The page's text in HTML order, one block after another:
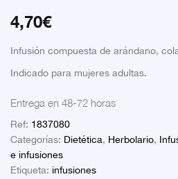
4,70€
Infusión compuesta de arándano,
Indicado para mujeres adultas.
Entrega en 48-72 horas
Ref: 1837080
Categorías: Dietética, Herbolario,
e infusiones
Etiqueta: infusiones